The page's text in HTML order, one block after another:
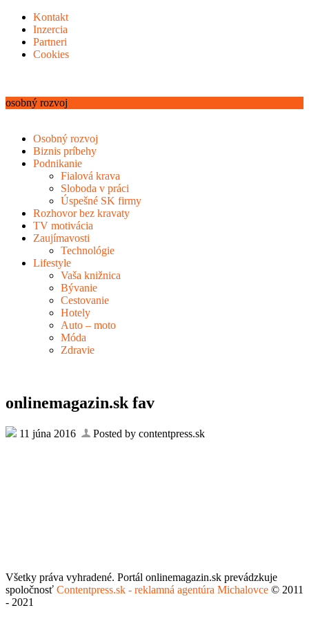
Kontakt
Inzercia
Partneri
Cookies
osobný rozvoj
Osobný rozvoj
Biznis príbehy
Podnikanie
Fialová krava
Sloboda v práci
Úspešné SK firmy
Rozhovor bez kravaty
TV motivácia
Zaujímavosti
Technológie
Lifestyle
Vaša knižnica
Bývanie
Cestovanie
Hotely
Auto – moto
Móda
Zdravie
onlinemagazin.sk fav
11 júna 2016 Posted by contentpress.sk
Všetky práva vyhradené. Portál onlinemagazin.sk prevádzkuje
spoločnosť Contentpress.sk - reklamná agentúra Michalovce © 2011
- 2021